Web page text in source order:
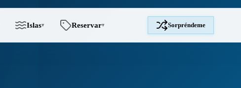
Islas▾ Reservar▾ Sorpréndeme